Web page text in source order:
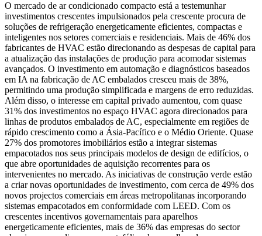
O mercado de ar condicionado compacto está a testemunhar
investimentos crescentes impulsionados pela crescente procura de
soluções de refrigeração energeticamente eficientes, compactas e
inteligentes nos setores comerciais e residenciais. Mais de 46% dos
fabricantes de HVAC estão direcionando as despesas de capital para
a atualização das instalações de produção para acomodar sistemas
avançados. O investimento em automação e diagnósticos baseados
em IA na fabricação de AC embalados cresceu mais de 38%,
permitindo uma produção simplificada e margens de erro reduzidas.
Além disso, o interesse em capital privado aumentou, com quase
31% dos investimentos no espaço HVAC agora direcionados para
linhas de produtos embalados de AC, especialmente em regiões de
rápido crescimento como a Ásia-Pacífico e o Médio Oriente. Quase
27% dos promotores imobiliários estão a integrar sistemas
empacotados nos seus principais modelos de design de edifícios, o
que abre oportunidades de aquisição recorrentes para os
intervenientes no mercado. As iniciativas de construção verde estão
a criar novas oportunidades de investimento, com cerca de 49% dos
novos projectos comerciais em áreas metropolitanas incorporando
sistemas empacotados em conformidade com LEED. Com os
crescentes incentivos governamentais para aparelhos
energeticamente eficientes, mais de 36% das empresas do sector